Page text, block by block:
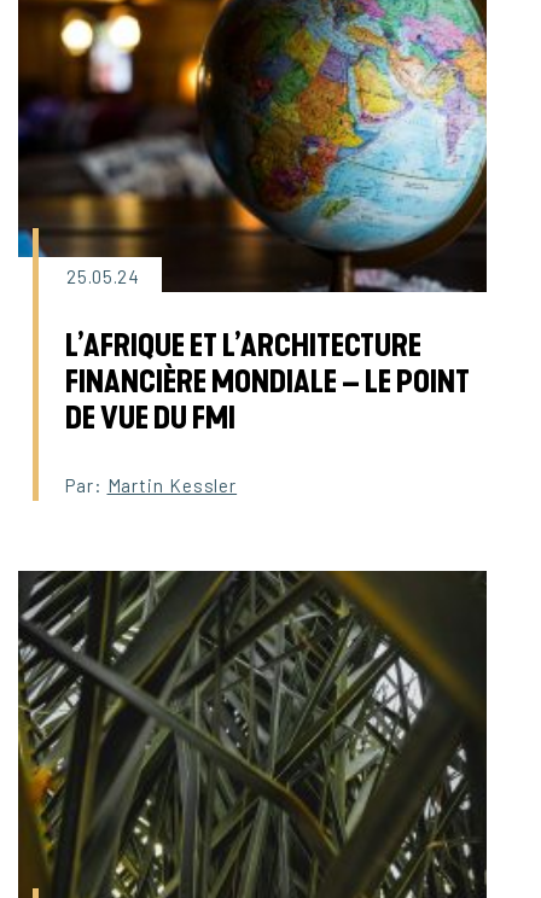
25.05.24
L’AFRIQUE ET L’ARCHITECTURE
FINANCIÈRE MONDIALE – LE POINT
DE VUE DU FMI
Par: Martin Kessler